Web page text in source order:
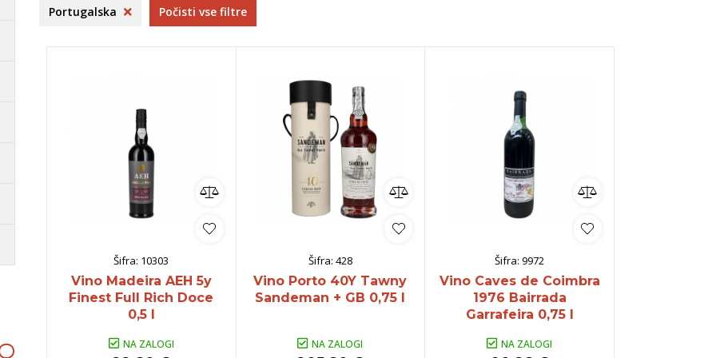
Registracija B2B
Bela Krajina
Dolenjska
Poglej vse
Keltis
Poglej vse
Poglej vse
Portugalska Počisti vse filtre
Šifra: 10303
Vino Madeira AEH 5y
Finest Full Rich Doce
0,5 l
NA ZALOGI
Šifra: 428
Vino Porto 40Y Tawny
Sandeman + GB 0,75 l
NA ZALOGI
Šifra:9972
Vino Caves de Coimbra
1976 Bairrada
Garrafeira 0,75 l
NA ZALOGI